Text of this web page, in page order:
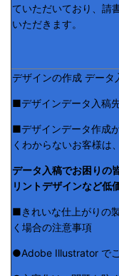
ていただいており、請
いただきます。
デザインの作成 データ
■デザインデータ入稿先
■デザインデータ作成
くわからないお客様は
データ入稿でお困りの
リントデザインなど低
■きれいな仕上がりの
く場合の注意事項
●Adobe Illustrator でご